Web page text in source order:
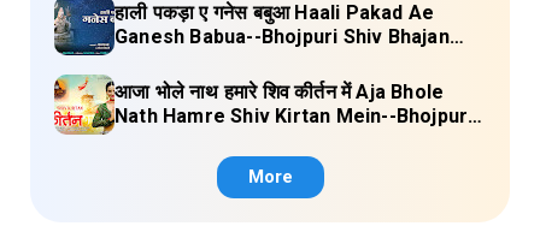
हाली पकड़ा ए गनेस बबुआ Haali Pakad Ae
Ganesh Babua--Bhojpuri Shiv Bhajan
आजा भोले नाथ हमारे शिव कीर्तन में Aja Bhole
Nath Hamre Shiv Kirtan Mein--Bhojpuri
More